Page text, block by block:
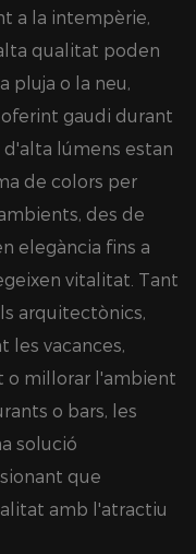
a la intempèrie,
qualitat poden
pluja o la neu,
gaudi durant
d'alta lúmens estan
de colors per
des de
elegància fins a
vitalitat. Tant
arquitectònics,
les vacances,
o millorar l'ambient
o bars, les
solució
que
amb l'atractiu